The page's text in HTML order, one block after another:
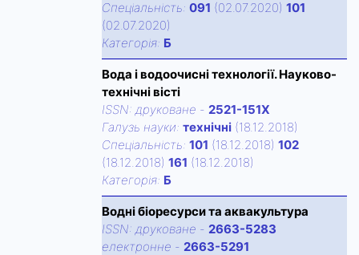
Спецiальнiсть: 091 (02.07.2020) 101
(02.07.2020)
Категорiя: Б
Вода і водоочисні технології. Науково-
технічні вісті
ISSN: друковане - 2521-151X
Галузь науки: технічні (18.12.2018)
Спецiальнiсть: 101 (18.12.2018) 102
(18.12.2018) 161 (18.12.2018)
Категорiя: Б
Водні біоресурси та аквакультура
ISSN: друковане - 2663-5283
електронне - 2663-5291